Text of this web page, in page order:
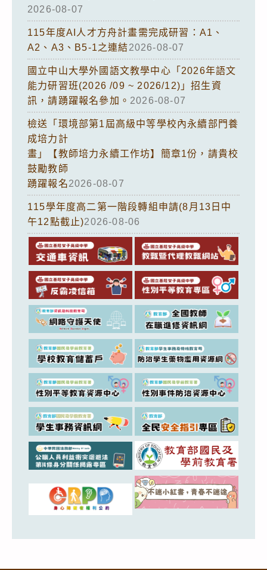
2026-08-07
115年度AI人才方舟計畫需完成研習：A1、
A2、A3、B5-1之連結2026-08-07
國立中山大學外國語文教學中心「2026年語文
能力研習班(2026 /09 ~ 2026/12)」招生資
訊，請踴躍報名參加。 2026-08-07
檢送「環境部第1屆高級中等學校內永續部門養
成培力計
畫」【教師培力永續工作坊】簡章1份，請貴校
鼓勵教師
踴躍報名2026-08-07
115學年度高二第一階段轉組申請(8月13日中
午12點截止)2026-08-06